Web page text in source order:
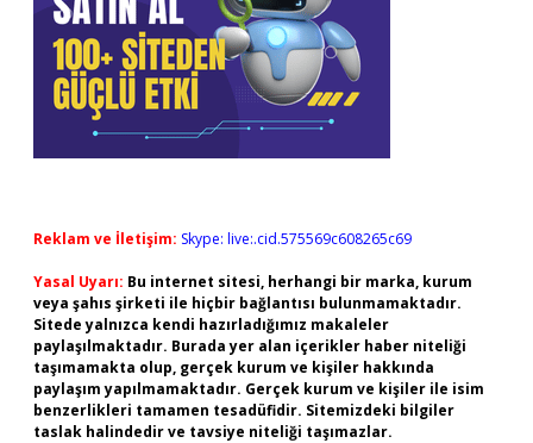
Reklam ve İletişim: Skype: live:.cid.575569c608265c69
Yasal Uyarı: Bu internet sitesi, herhangi bir marka, kurum
veya şahıs şirketi ile hiçbir bağlantısı bulunmamaktadır.
Sitede yalnızca kendi hazırladığımız makaleler
paylaşılmaktadır. Burada yer alan içerikler haber niteliği
taşımamakta olup, gerçek kurum ve kişiler hakkında
paylaşım yapılmamaktadır. Gerçek kurum ve kişiler ile isim
benzerlikleri tamamen tesadüfidir. Sitemizdeki bilgiler
taslak halindedir ve tavsiye niteliği taşımazlar.